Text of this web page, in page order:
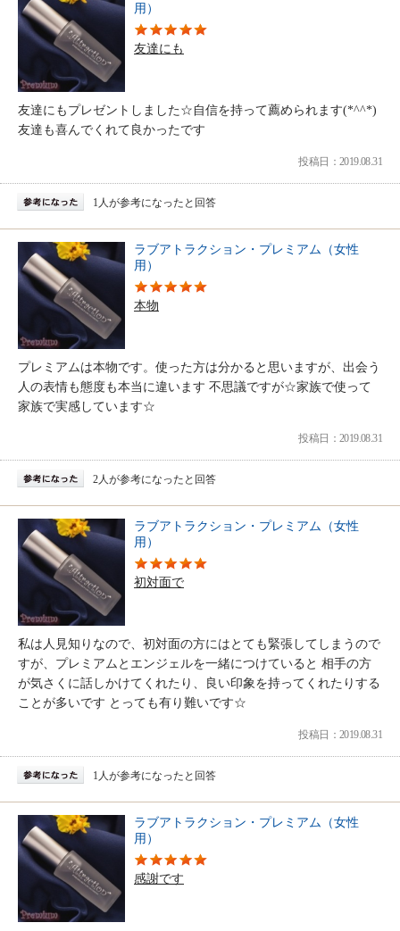
用）
友達にも
友達にもプレゼントしました☆自信を持って薦められます(*^^*)
友達も喜んでくれて良かったです
投稿日：2019.08.31
1人が参考になったと回答
ラブアトラクション・プレミアム（女性
用）
本物
プレミアムは本物です。使った方は分かると思いますが、出会う
人の表情も態度も本当に違います 不思議ですが☆家族で使って
家族で実感しています☆
投稿日：2019.08.31
2人が参考になったと回答
ラブアトラクション・プレミアム（女性
用）
初対面で
私は人見知りなので、初対面の方にはとても緊張してしまうので
すが、プレミアムとエンジェルを一緒につけていると 相手の方
が気さくに話しかけてくれたり、良い印象を持ってくれたりする
ことが多いです とっても有り難いです☆
投稿日：2019.08.31
1人が参考になったと回答
ラブアトラクション・プレミアム（女性
用）
感謝です